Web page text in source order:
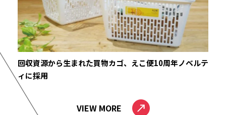
回収資源から生まれた買物カゴ、えこ便10周年ノベルテ
ィに採用
VIEW MORE